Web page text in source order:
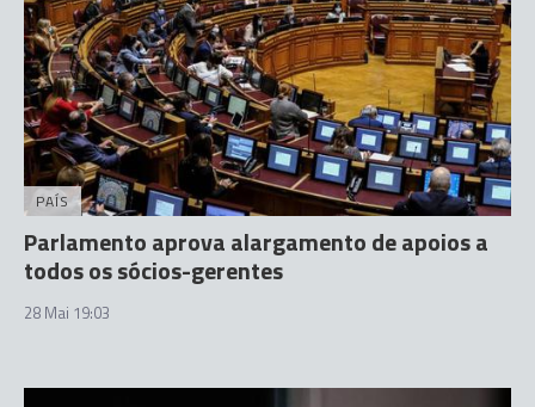
PAÍS
Parlamento aprova alargamento de apoios a
todos os sócios-gerentes
28 Mai 19:03